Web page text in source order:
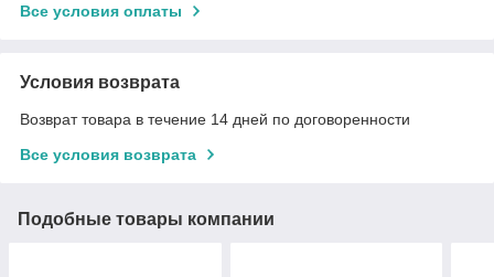
Все условия оплаты
Условия возврата
Возврат товара в течение 14 дней по договоренности
Все условия возврата
Подобные товары компании